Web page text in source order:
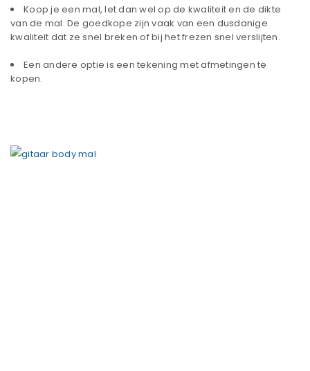
Koop je een mal, let dan wel op de kwaliteit en de dikte
van de mal. De goedkope zijn vaak van een dusdanige
kwaliteit dat ze snel breken of bij het frezen snel verslijten.
Een andere optie is een tekening met afmetingen te
kopen.